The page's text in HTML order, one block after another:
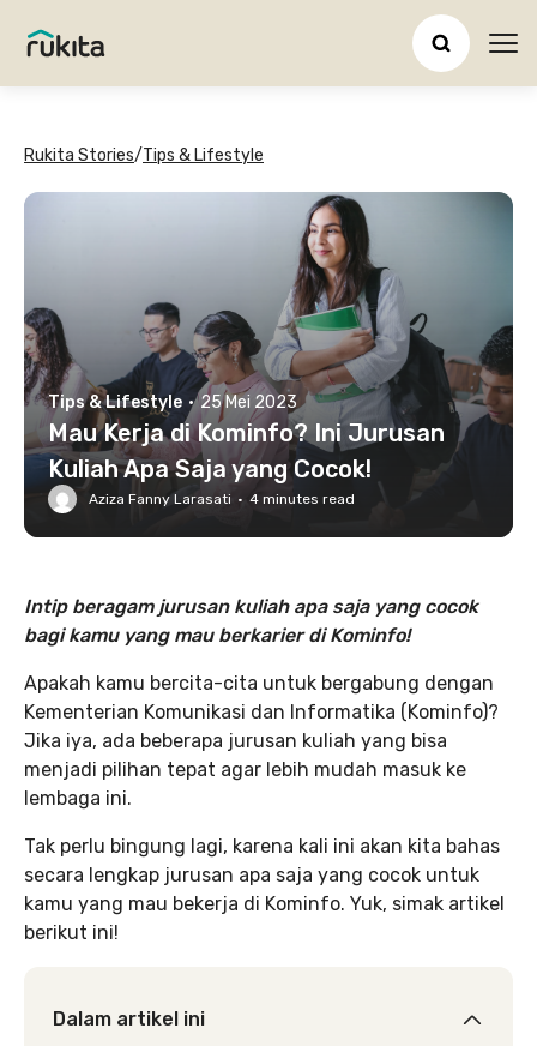
Rukita Stories/Tips & Lifestyle
Tips & Lifestyle · 25 Mei 2023
Mau Kerja di Kominfo? Ini Jurusan
Kuliah Apa Saja yang Cocok!
Aziza Fanny Larasati · 4 minutes read
Intip beragam jurusan kuliah apa saja yang cocok
bagi kamu yang mau berkarier di Kominfo!
Apakah kamu bercita-cita untuk bergabung dengan
Kementerian Komunikasi dan Informatika (Kominfo)?
Jika iya, ada beberapa jurusan kuliah yang bisa
menjadi pilihan tepat agar lebih mudah masuk ke
lembaga ini.
Tak perlu bingung lagi, karena kali ini akan kita bahas
secara lengkap jurusan apa saja yang cocok untuk
kamu yang mau bekerja di Kominfo. Yuk, simak artikel
berikut ini!
Dalam artikel ini